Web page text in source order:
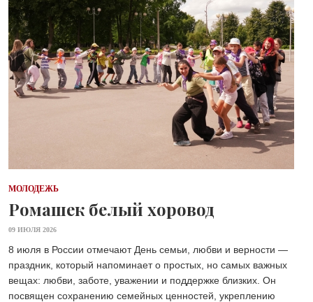
МОЛОДЕЖЬ
Ромашек белый хоровод
09 ИЮЛЯ 2026
8 июля в России отмечают День семьи, любви и верности —
праздник, который напоминает о простых, но самых важных
вещах: любви, заботе, уважении и поддержке близких. Он
посвящен сохранению семейных ценностей, укреплению